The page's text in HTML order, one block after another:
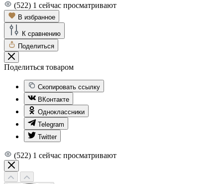
(522) 1 сейчас просматривают
В избранное
К сравнению
Поделиться
Поделиться товаром
Скопировать ссылку
ВКонтакте
Одноклассники
Telegram
Twitter
(522) 1 сейчас просматривают